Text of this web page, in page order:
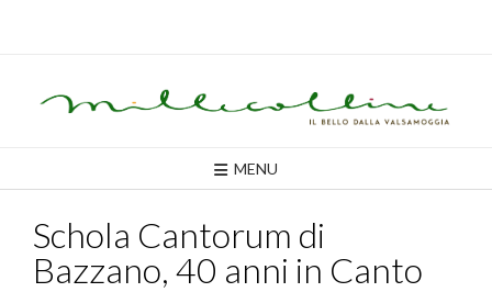
MENU
Schola Cantorum di
Bazzano, 40 anni in Canto